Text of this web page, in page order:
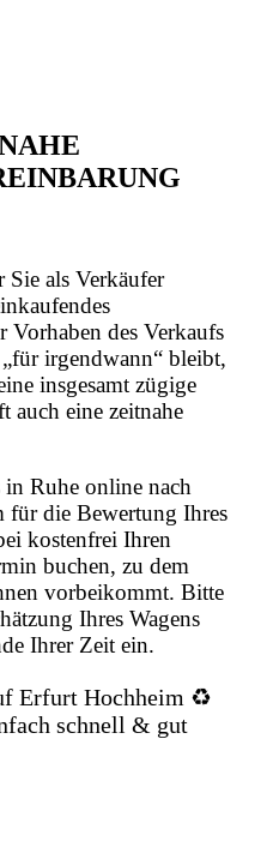
als Verkäufer
des Verkaufs
irgendwann“ bleibt,
insgesamt zügige
eine zeitnahe
Ruhe online nach
für die Bewertung Ihres
kostenfrei Ihren
buchen, zu dem
vorbeikommt. Bitte
Ihres Wagens
Ihrer Zeit ein.
Erfurt Hochheim ♻️
schnell & gut